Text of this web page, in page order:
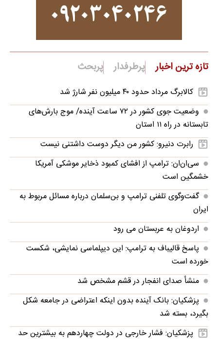
تازه ترین اخبار پرطرفدار پربحث
کالابرگ مرداد حدود ۴۰‌ میلیون نفر شارژ شد
وضعیت جوی کشور در ۷۲ ساعت آینده/ موج بارش‌های
تابستانه در راه ۱۱ استان
رابرت دنیرو: کشور من دیگر دوست داشتنی نیست
سی‌ان‌ان: ترامپ از افشای کمبود ذخایر موشکی آمریکا
خشمگین است
گفت‌وگوی تلفنی ترامپ و بن‌سلمان درباره مسائل مربوط به
ایران
اردوغان به عربستان می رود
پاسخ قالیباف به ترامپ: این دیپلماسی نمایشی، شکست
خورده است
منشأ صدای انفجار در قشم مشخص شد
پزشکیان: بانک آینده بدون اینکه اعتراضی در جامعه شکل
بگیرد، بسته شد
پزشکیان: فشار خارجی در دولت چهاردهم به بیشترین حد